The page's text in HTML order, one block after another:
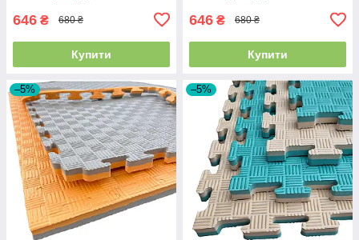
646 ₴ 680 ₴
Купити
646 ₴ 680 ₴
Купити
–5% –5%